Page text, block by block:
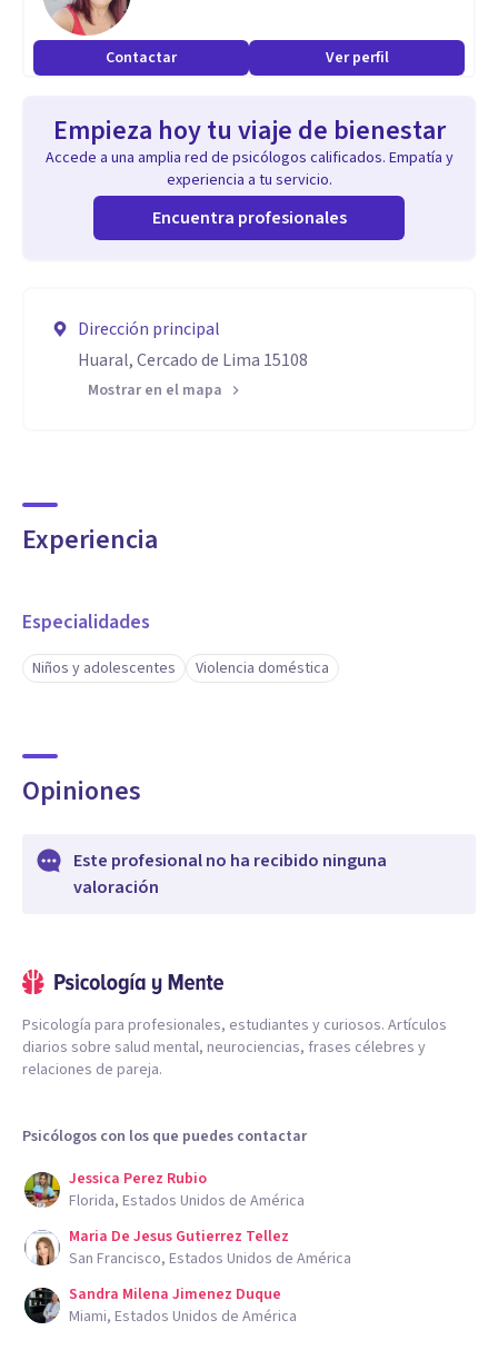
Contactar Ver perfil
Empieza hoy tu viaje de bienestar
Accede a una amplia red de psicólogos calificados. Empatía y
experiencia a tu servicio.
Encuentra profesionales
Dirección principal
Huaral, Cercado de Lima 15108
Mostrar en el mapa
Experiencia
Especialidades
Niños y adolescentes Violencia doméstica
Opiniones
Este profesional no ha recibido ninguna
valoración
Psicología para profesionales, estudiantes y curiosos. Artículos
diarios sobre salud mental, neurociencias, frases célebres y
relaciones de pareja.
Psicólogos con los que puedes contactar
Jessica Perez Rubio
Florida, Estados Unidos de América
Maria De Jesus Gutierrez Tellez
San Francisco, Estados Unidos de América
Sandra Milena Jimenez Duque
Miami, Estados Unidos de América